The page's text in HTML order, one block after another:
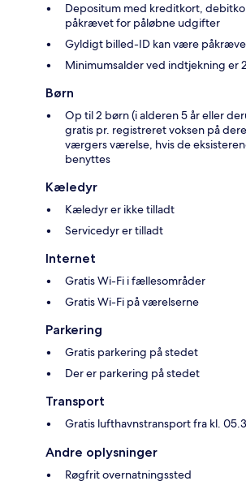
Depositum med kreditkort,
påkrævet for påløbne udgifter
Gyldigt billed-ID kan være
Minimumsalder ved indtjekning er
Børn
Op til 2 børn (i alderen 5 år eller
gratis pr. registreret voksen på
værgers værelse, hvis de
benyttes
Kæledyr
Kæledyr er ikke tilladt
Servicedyr er tilladt
Internet
Gratis Wi-Fi i fællesområder
Gratis Wi-Fi på værelserne
Parkering
Gratis parkering på stedet
Der er parkering på stedet
Transport
Gratis lufthavnstransport fra kl.
Andre oplysninger
Røgfrit overnatningssted